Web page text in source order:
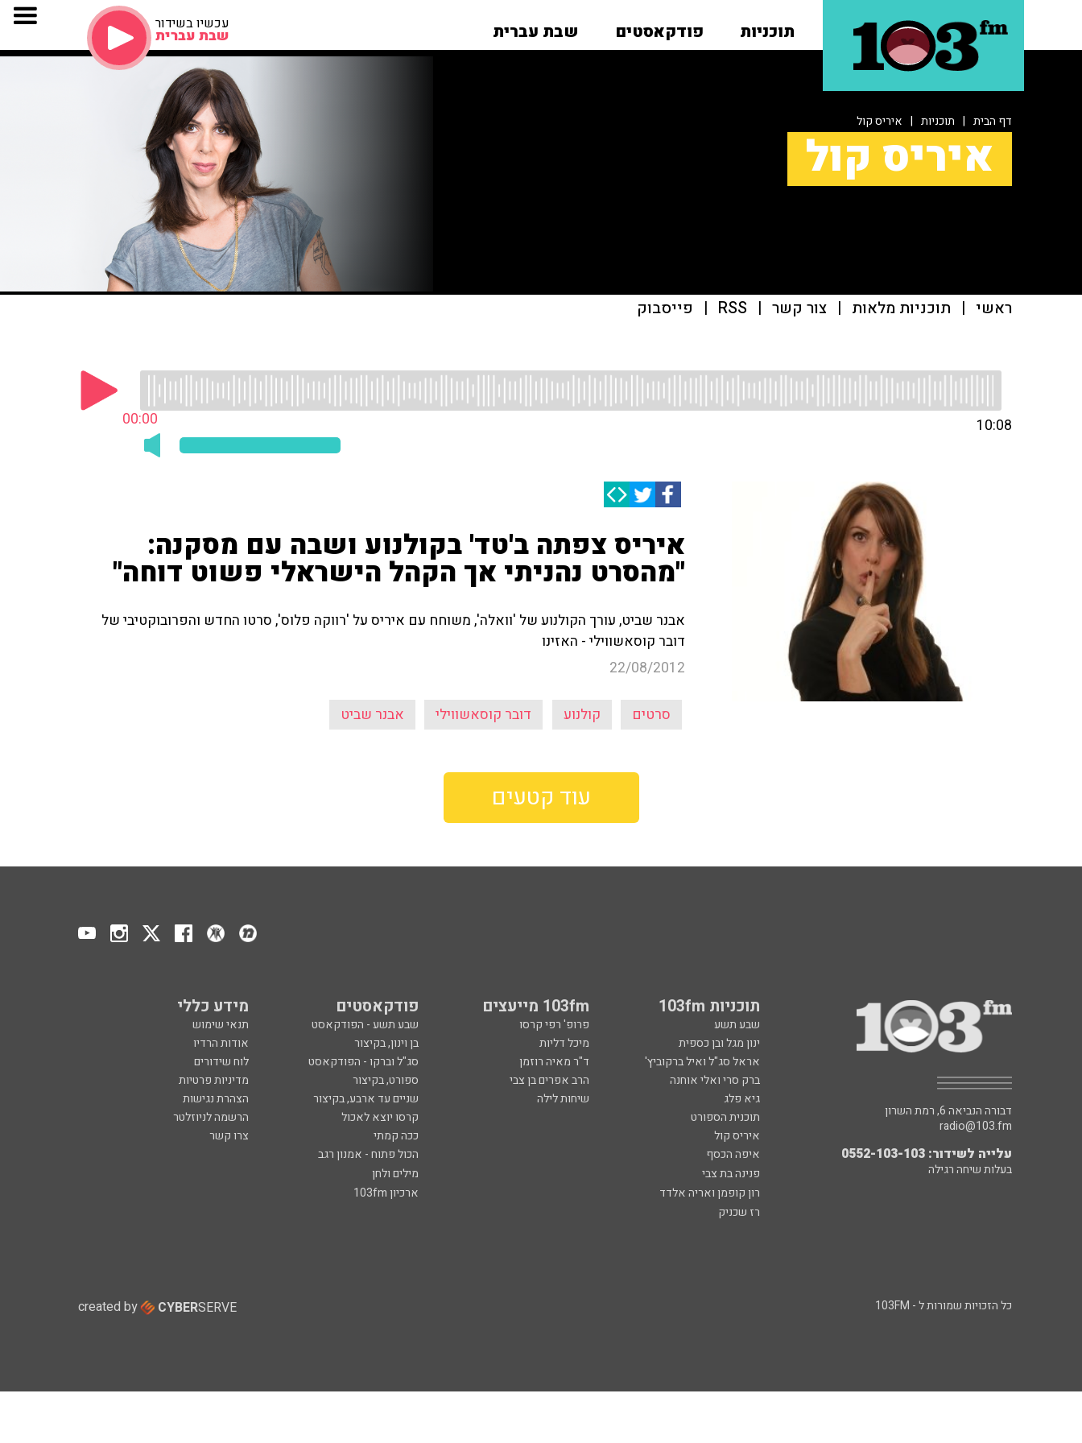
תוכניות פודקאסטים שבת עברית עכשיו בשידור
שבת עברית
דף הבית | תוכניות | איריס קול
איריס קול
ראשי | תוכניות מלאות | צור קשר |
RSS
| פייסבוק
00:00 10:08
איריס צפתה ב'טד' בקולנוע ושבה עם מסקנה:
"מהסרט נהניתי אך הקהל הישראלי פשוט דוחה"
אבנר שביט, עורך הקולנוע של 'וואלה', משוחח עם איריס על 'רווקה פלוס', סרטו החדש והפרובוקטיבי של
דובר קוסאשווילי - האזינו
22/08/2012
סרטים קולנוע דובר קוסאשווילי אבנר שביט
עוד קטעים
תוכניות 103fm 103fm מייעצים פודקאסטים מידע כללי
שבע תשע פרופ' רפי קרסו שבע תשע - הפודקאסט
תנאי שימוש
ינון מגל ובן כספית
מיכל דליות בן וינון, בקיצור
אודות הרדיו
אראל סג"ל ואיל ברקוביץ'
ד"ר מאיה רוזמן סג"ל וברקו - הפודקאסט
לוח שידורים
ברק סרי ואלי אוחנה
הרב אפרים בן צבי ספורט, בקיצור
מדיניות פרטיות
גיא פלג
שיחות לילה שניים עד ארבע, בקיצור
הצהרת נגישות
תוכנית הספורט
קרסו יוצא לאכול
הרשמה לניוזלטר
איריס קול
ככה קמתי
צרו קשר
איפה הכסף
הכול פתוח - אמנון רגב
פנינה בת צבי
מילים ולחן
רון קופמן ואריה אלדד
ארכיון 103fm
רז שכניק
דבורה הנביאה 6, רמת השרון
radio@103.fm
עלייה לשידור: 0552-103-103
בעלות שיחה רגילה
כל הזכויות שמורות ל - 103FM created by CYBERSERVE